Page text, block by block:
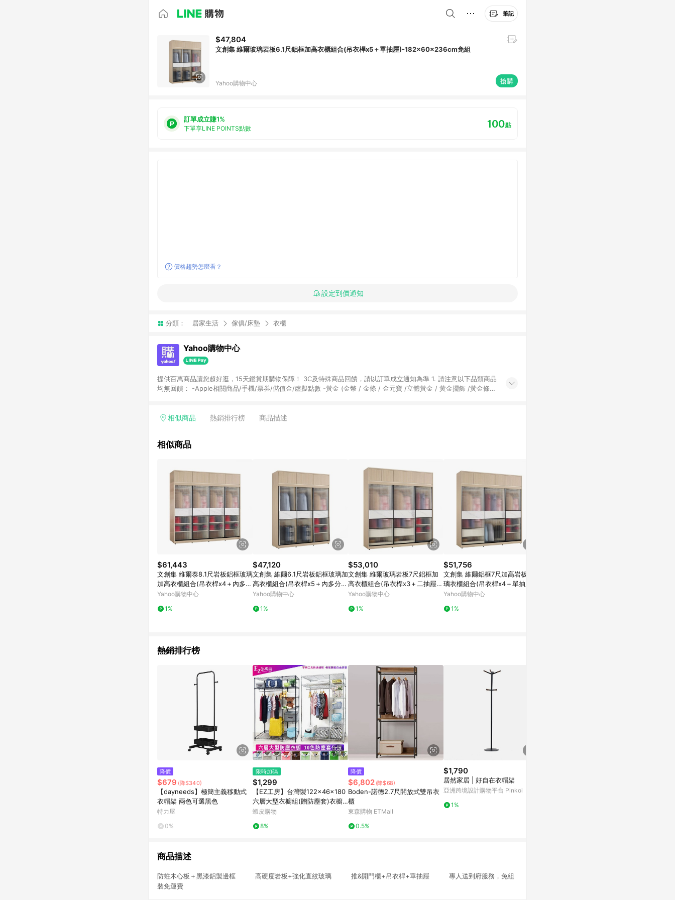
筆記
$47,804
文創集 維爾玻璃岩板6.1尺鋁框加高衣櫃組合(吊衣桿x5＋單抽屜)-182x60x236cm免組
Yahoo購物中心 搶購
訂單成立賺1%
下單享LINE POINTS點數 100點
價格趨勢怎麼看？
設定到價通知
分類： 居家生活 傢俱/床墊 衣櫃
Yahoo購物中心
提供百萬商品讓您超好逛，15天鑑賞期購物保障！ 3C及特殊商品回饋，請以訂單成立通知為準 1. 請注意以下品類商品
均無回饋： -Apple相關商品/手機/票券/儲值金/虛擬點數 -黃金 (金幣 / 金條 / 金元寶 /立體黃金 / 黃金擺飾 /黃金條
Yahoo超贈點回饋者 - 購物中心商店之商品：商品賣場中有標示「商店」及顯示商店名稱者(指定活動店家除外) 3. 訂
相似商品 熱銷排行榜 商品描述
相似商品
$61,443
文創集 維爾泰8.1尺岩板鋁框玻璃
加高衣櫃組合(吊衣桿x4＋內多分
層格)-242x60x236cm免組
Yahoo購物中心
1%
$47,120
文創集 維爾6.1尺岩板鋁框玻璃加
高衣櫃組合(吊衣桿x5＋內多分層
格)-182x60x236cm免組
Yahoo購物中心
1%
$53,010
文創集 維爾玻璃岩板7尺鋁框加
高衣櫃組合(吊衣桿x3＋二抽屜)-
182x60x236cm免組
Yahoo購物中心
1%
$51,756
文創集 維爾鋁框7尺加高岩板玻
璃衣櫃組合(吊衣桿x4＋單抽屜)-
182x60x236cm免組
Yahoo購物中心
1%
熱銷排行榜
降價
$679 (降$340)
【dayneeds】極簡主義移動式
衣帽架 兩色可選黑色
特力屋
0%
限時加碼
$1,299
【EZ工房】台灣製122x46x180
六層大型衣櫥組(贈防塵套)衣櫥
布套 層櫃 鐵架 吊衣架 防塵套 防
蝦皮購物
8%
降價
$6,802 (降$68)
Boden-諾德2.7尺開放式雙吊衣
櫃
東森購物 ETMall
0.5%
$1,790
居然家居 | 好自在衣帽架
亞洲跨境設計購物平台 Pinkoi
1%
商品描述
防蛀木心板＋黑漆鋁製邊框 高硬度岩板+強化直紋玻璃 推&開門櫃+吊衣桿+單抽屜 專人送到府服務，免組
裝免運費